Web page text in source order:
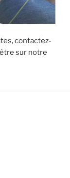
contactez-
sur notre